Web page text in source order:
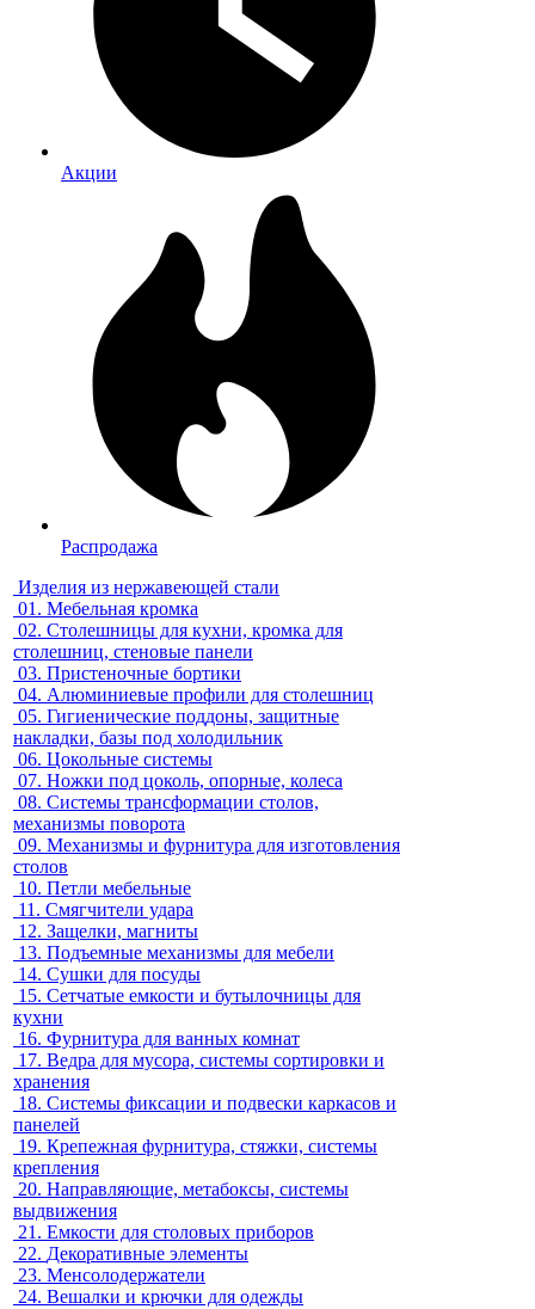
Акции
Распродажа
Изделия из нержавеющей стали
01. Мебельная кромка
02. Столешницы для кухни, кромка для
столешниц, стеновые панели
03. Пристеночные бортики
04. Алюминиевые профили для столешниц
05. Гигиенические поддоны, защитные
накладки, базы под холодильник
06. Цокольные системы
07. Ножки под цоколь, опорные, колеса
08. Системы трансформации столов,
механизмы поворота
09. Механизмы и фурнитура для изготовления
столов
10. Петли мебельные
11. Смягчители удара
12. Защелки, магниты
13. Подъемные механизмы для мебели
14. Сушки для посуды
15. Сетчатые емкости и бутылочницы для
кухни
16. Фурнитура для ванных комнат
17. Ведра для мусора, системы сортировки и
хранения
18. Системы фиксации и подвески каркасов и
панелей
19. Крепежная фурнитура, стяжки, системы
крепления
20. Направляющие, метабоксы, системы
выдвижения
21. Емкости для столовых приборов
22. Декоративные элементы
23. Менсолодержатели
24. Вешалки и крючки для одежды